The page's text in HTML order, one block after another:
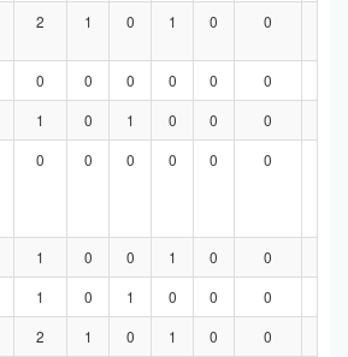
2 1 0 1 0 0
0 0 0 0 0 0
1 0 1 0 0 0
0 0 0 0 0 0
1 0 0 1 0 0
1 0 1 0 0 0
2 1 0 1 0 0